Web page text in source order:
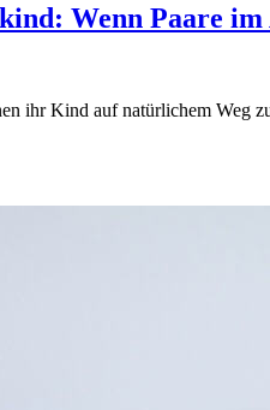
Wenn Paare
ihr Kind auf natürlichem Weg